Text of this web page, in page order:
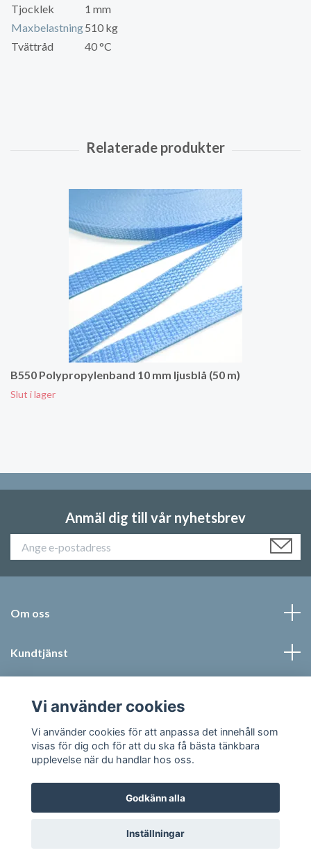
Tjocklek
1 mm
Maxbelastning510 kg
Tvättråd
40 °C
B550 Polypropylenband 10 mm ljusblå (50 m)
Slut i lager
Anmäl dig till vår nyhetsbrev
Om oss
Kundtjänst
Sociala medier
© 2026 Jonic Textil AB
Vi använder cookies
Vi använder cookies för att anpassa det innehåll som
visas för dig och för att du ska få bästa tänkbara
upplevelse när du handlar hos oss.
Godkänn alla
Inställningar